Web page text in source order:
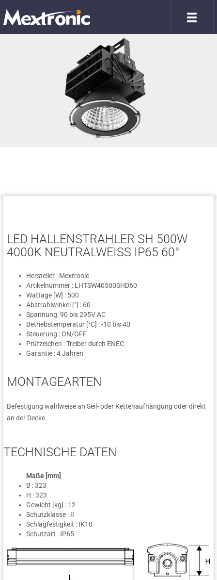
LED HALLENSTRAHLER SH 500W
4000K NEUTRALWEISS IP65 60°
Hersteller : Mextronic
Artikelnummer : LHTSW40500SHD60
Wattage [W] : 500
Abstrahlwinkel [°] : 60
Spannung: 90 bis 295V AC
Betriebstemperatur [°C] : -10 bis 40
Steuerung : ON/OFF
Prüfzeichen : Treiber durch ENEC
Garantie : 4 Jahren
MONTAGEARTEN
Befestigung wahlweise an Seil- oder Kettenaufhängung oder direkt
an der Decke.
TECHNISCHE DATEN
Maße [mm]
B : 323
H : 323
Gewicht [kg] : 12
Schutzklasse : II
Schlagfestigkeit : IK10
Schutzart : IP65